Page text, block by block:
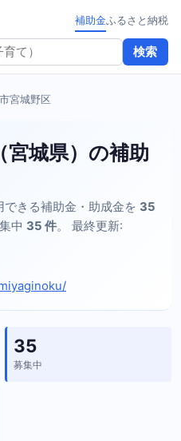
検索
補助金ふるさと納税
宮城野区
宮城県）の補助
きる補助金・助成金を 35
中 35 件。 最終更新:
35
募集中